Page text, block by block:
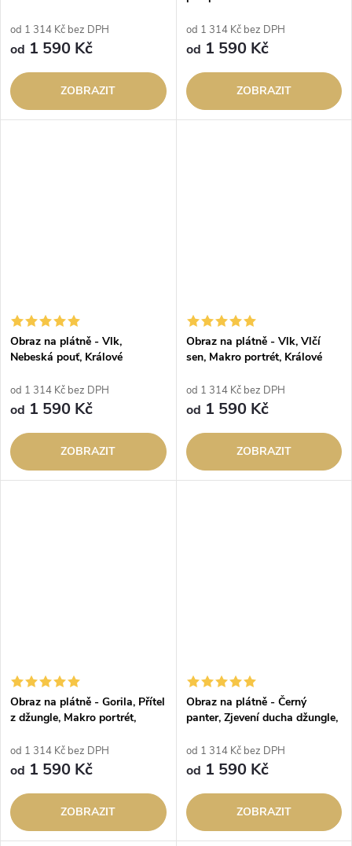
od 1 314 Kč bez DPH
od 1 590 Kč
ZOBRAZIT
od 1 314 Kč bez DPH
od 1 590 Kč
ZOBRAZIT
Obraz na plátně - Vlk,
Nebeská pouť, Králové
od 1 314 Kč bez DPH
od 1 590 Kč
ZOBRAZIT
Obraz na plátně - Vlk, Vlčí
sen, Makro portrét, Králové
od 1 314 Kč bez DPH
od 1 590 Kč
ZOBRAZIT
Obraz na plátně - Gorila, Přítel
z džungle, Makro portrét,
od 1 314 Kč bez DPH
od 1 590 Kč
ZOBRAZIT
Obraz na plátně - Černý
panter, Zjevení ducha džungle,
Králové divočiny
od 1 314 Kč bez DPH
od 1 590 Kč
ZOBRAZIT